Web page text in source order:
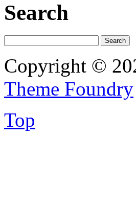
Search
Copyright ©
Theme Foundry
Top